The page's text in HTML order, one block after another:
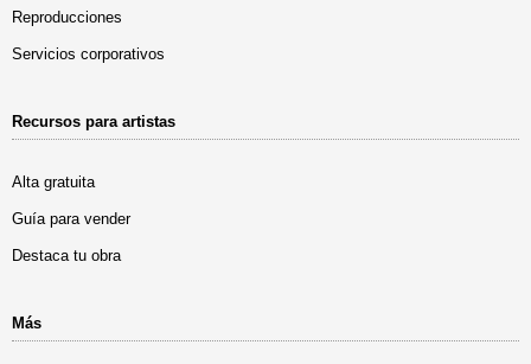
Reproducciones
Servicios corporativos
Recursos para artistas
Alta gratuita
Guía para vender
Destaca tu obra
Más